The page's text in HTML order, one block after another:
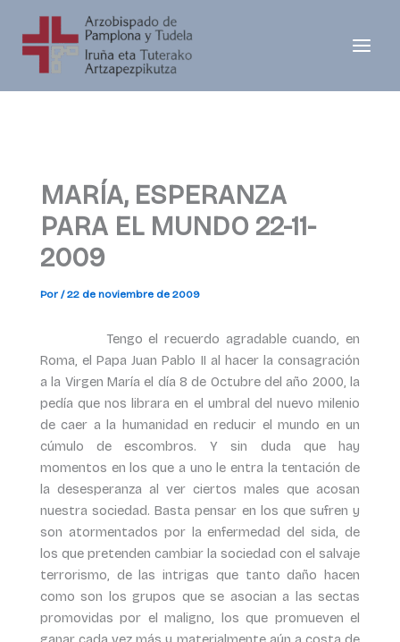
contenido
MARÍA, ESPERANZA
PARA EL MUNDO 22-11-
2009
Por /22 de noviembre de 2009
Tengo el recuerdo agradable cuando, en
Roma, el Papa Juan Pablo II al hacer la consagración
a la Virgen María el día 8 de Octubre del año 2000, la
pedía que nos librara en el umbral del nuevo milenio
de caer a la humanidad en reducir el mundo en un
cúmulo de escombros. Y sin duda que hay
momentos en los que a uno le entra la tentación de
la desesperanza al ver ciertos males que acosan
nuestra sociedad. Basta pensar en los que sufren y
son atormentados por la enfermedad del sida, de
los que pretenden cambiar la sociedad con el salvaje
terrorismo, de las intrigas que tanto daño hacen
como son los grupos que se asocian a las sectas
promovidas por el maligno, los que promueven el